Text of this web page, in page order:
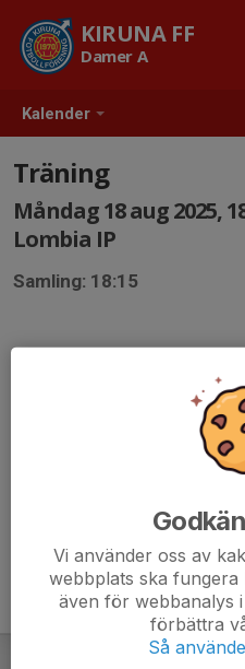
Kalender
KIRUNA FF
Damer A
Träning
Måndag 18 aug 2025,
Lombia IP
Samling: 18:15
Vi använder oss av
webbplats ska
även för webbanalys
förbättra
Så